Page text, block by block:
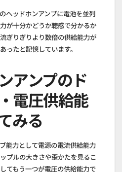
ヘッドホンアンプに電池を並列
が十分かどうか聴感で分かるか
ぎりぎりより数倍の供給能力が
ったと記憶しています。
アンプのド
電圧供給能
みる
能力として電源の電流供給能力
プルの大きさや歪かたを見るこ
てもう一つが電圧の供給能力で